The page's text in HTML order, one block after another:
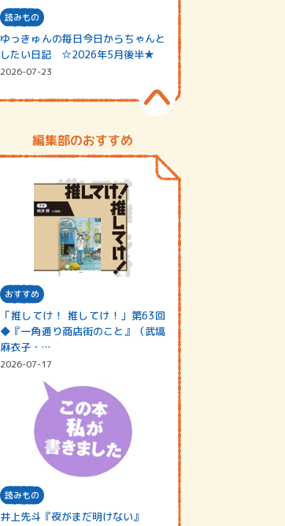
読みもの
ゆっきゅんの毎日今日からちゃんと
したい日記 ☆2026年5月後半★
2026-07-23
編集部のおすすめ
おすすめ
「推してけ！ 推してけ！」第63回
◆『一角通り商店街のこと』（武塙
麻衣子・…
2026-07-17
読みもの
井上先斗『夜がまだ明けない』